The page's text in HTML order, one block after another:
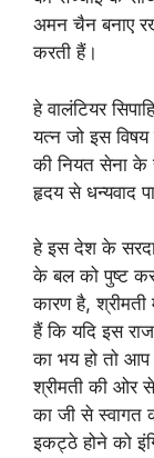
अमन चैन बनाए
करती हैं।
हे वालंटियर
यत्न जो इस
की नियत सेना के
हृदय से धन्यवाद
हे इस देश के
के बल को पुष्ट
कारण है, श्रीमती
हैं कि यदि इस
का भय हो तो आप
श्रीमती की ओर
का जी से
इकट्ठे होने को